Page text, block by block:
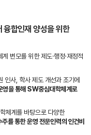
융합인재 양성을 위한
변모를 위한 제도·행정·재정적
인사, 학사 제도 개선과 조기에
영을 통해 SW중심대학체계로
체계를 바탕으로 다양한
를 통한 운영 전문인력의 인건비